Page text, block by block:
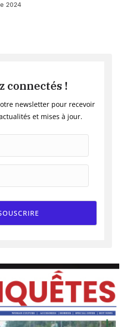
2024
connectés !
newsletter pour recevoir
et mises à jour.